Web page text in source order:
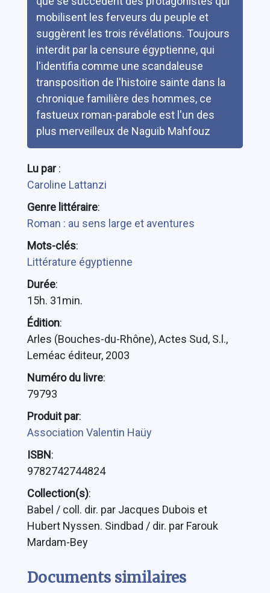
mobilisent les ferveurs du peuple et
suggèrent les trois révélations. Toujours
interdit par la censure égyptienne, qui
l'identifia comme une scandaleuse
transposition de l'histoire sainte dans la
chronique familière des hommes, ce
fastueux roman-parabole est l'un des
plus merveilleux de Naguib Mahfouz
Lu par:
Caroline Lattanzi
Genre littéraire:
Roman : au sens large et aventures
Mots-clés:
Littérature égyptienne
Durée:
15h. 31min.
Édition:
Arles (Bouches-du-Rhône), Actes Sud, S.l.,
Leméac éditeur, 2003
Numéro du livre:
79793
Produit par:
Association Valentin Haüy
ISBN:
9782742744824
Collection(s):
Babel / coll. dir. par Jacques Dubois et
Hubert Nyssen. Sindbad / dir. par Farouk
Mardam-Bey
Documents similaires